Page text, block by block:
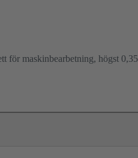
för maskinbearbetning, högst